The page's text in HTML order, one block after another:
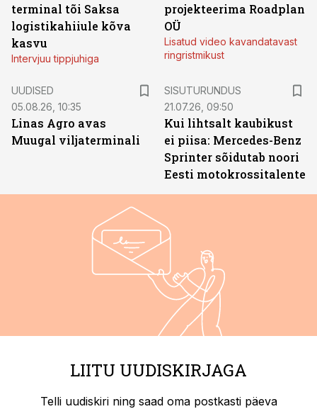
terminal tõi Saksa
logistikahiiule kõva
kasvu
Intervjuu tippjuhiga
projekteerima Roadplan
OÜ
Lisatud video kavandatavast
ringristmikust
UUDISED
05.08.26, 10:35
Linas Agro avas
Muugal viljaterminali
SISUTURUNDUS
21.07.26, 09:50
Kui lihtsalt kaubikust
ei piisa: Mercedes-Benz
Sprinter sõidutab noori
Eesti motokrossitalente
LIITU UUDISKIRJAGA
Telli uudiskiri ning saad oma postkasti päeva